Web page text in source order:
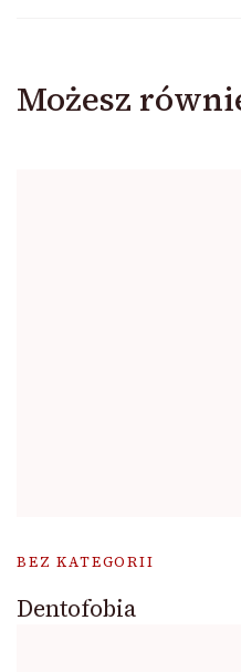
Możesz
BEZ KATEGORII
Dentofobia